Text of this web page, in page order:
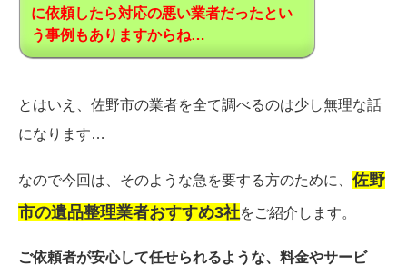
に依頼したら対応の悪い業者だったとい
う事例もありますからね…
とはいえ、佐野市の業者を全て調べるのは少し無理な話
になります…
なので今回は、そのような急を要する方のために、 佐野
市の遺品整理業者おすすめ3社をご紹介します。
ご依頼者が安心して任せられるような、料金やサービ